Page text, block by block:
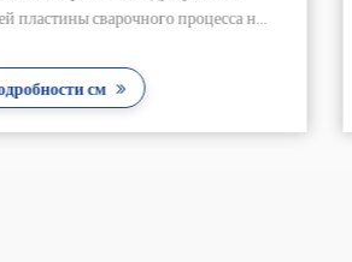
пластин цепи и втулки (без роликов), сваренных
Подробности см